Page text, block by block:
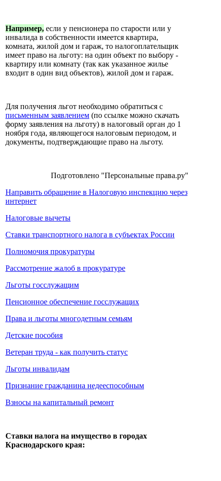
Например, если у пенсионера по старости или у
инвалида в собственности имеется квартира,
комната, жилой дом и гараж, то налогоплательщик
имеет право на льготу: на один объект по выбору -
квартиру или комнату (так как указанное жилье
входит в один вид объектов), жилой дом и гараж.
Для получения льгот необходимо обратиться с
письменным заявлением (по ссылке можно скачать
форму заявления на льготу) в налоговый орган до 1
ноября года, являющегося налоговым периодом, и
документы, подтверждающие право на льготу.
Подготовлено "Персональные права.ру"
Направить обращение в Налоговую инспекцию через
интернет
Налоговые вычеты
Ставки транспортного налога в субъектах России
Полномочия прокуратуры
Рассмотрение жалоб в прокуратуре
Льготы госслужащим
Пенсионное обеспечение госслужащих
Права и льготы многодетным семьям
Детские пособия
Ветеран труда - как получить статус
Льготы инвалидам
Признание гражданина недееспособным
Взносы на капитальный ремонт
Ставки налога на имущество в городах
Краснодарского края: